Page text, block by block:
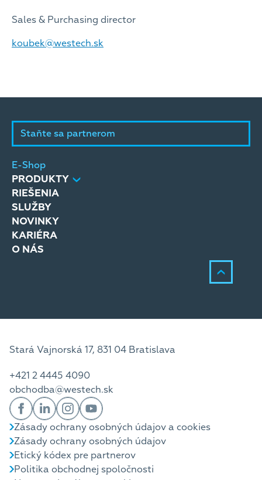
Sales & Purchasing director
koubek@westech.sk
Staňte sa partnerom
E-Shop
PRODUKTY
RIEŠENIA
SLUŽBY
NOVINKY
KARIÉRA
O NÁS
Stará Vajnorská 17, 831 04 Bratislava
+421 2 4445 4090
obchodba@westech.sk
Zásady ochrany osobných údajov a cookies
Zásady ochrany osobných údajov
Etický kódex pre partnerov
Politika obchodnej spoločnosti